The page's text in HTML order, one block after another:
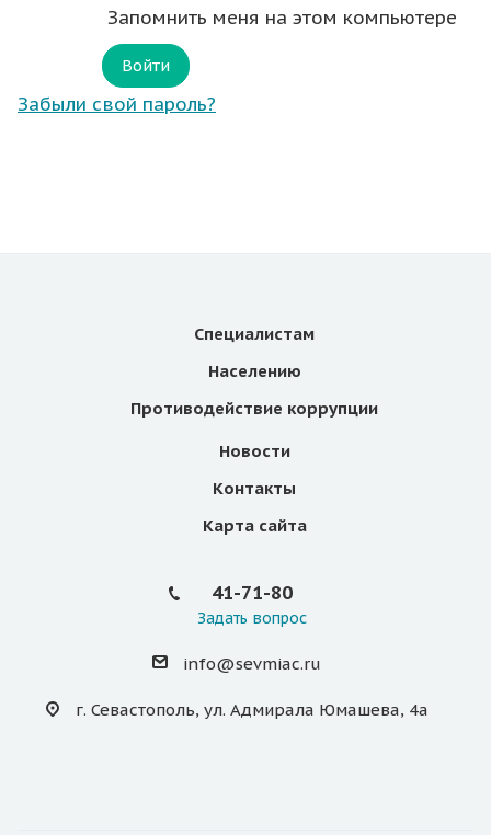
Запомнить меня на этом компьютере
Забыли свой пароль?
Специалистам
Населению
Противодействие коррупции
Новости
Контакты
Карта сайта
41-71-80
Задать вопрос
info@sevmiac.ru
г. Севастополь, ул. Адмирала Юмашева, 4а